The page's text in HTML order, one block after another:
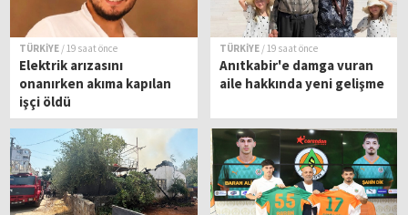
TÜRKİYE / 19 saat önce
Elektrik arızasını
onanırken akıma kapılan
işçi öldü
TÜRKİYE / 19 saat önce
Anıtkabir'e damga vuran
aile hakkında yeni gelişme